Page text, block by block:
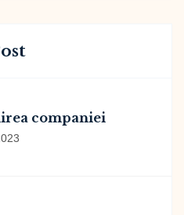
companiei